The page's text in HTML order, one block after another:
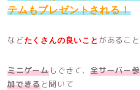
テムもプレゼントされる！
など たくさんの良いこと があるこ
ミニゲームもできて、 全サーバー
加できると聞いて